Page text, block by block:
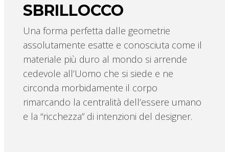
SBRILLOCCO
Una forma perfetta dalle geometrie
assolutamente esatte e conosciuta come il
materiale più duro al mondo si arrende
cedevole all’Uomo che si siede e ne
circonda morbidamente il corpo
rimarcando la centralità dell’essere umano
e la “ricchezza” di intenzioni del designer.